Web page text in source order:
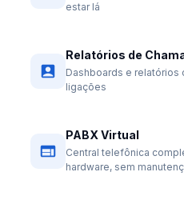
estar lá
Relatórios de
Dashboards e
ligações
PABX Virtual
Central telefônica
hardware, sem